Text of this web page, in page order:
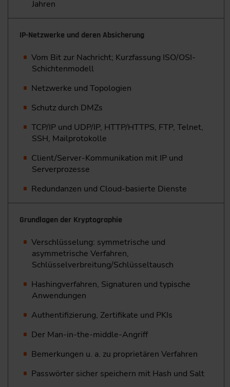
Jahren
IP-Netzwerke und deren Absicherung
Vom Bit zur Nachricht; Kurzfassung ISO/OSI-
Schichtenmodell
Netzwerke und Topologien
Schutz durch DMZs
TCP/IP und UDP/IP, HTTP/HTTPS, FTP, Telnet,
SSH, Mailprotokolle
Client/Server-Kommunikation mit IP und
Serverprozesse
Redundanzen und Cloud-basierte Dienste
Grundlagen der Kryptographie
Verschlüsselung: symmetrische und
asymmetrische Verfahren,
Schlüsselverbreitung/Schlüsseltausch
Hashingverfahren, Signaturen und typische
Anwendungen
Authentifizierung, Zertifikate und PKIs
Der Man-in-the-middle-Angriff
Bemerkungen u. a. zu proprietären Verfahren
Passwörter sicher speichern mit Hash und Salt